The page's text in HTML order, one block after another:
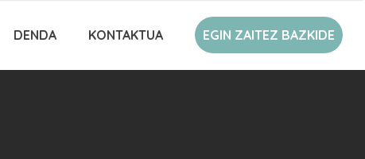
DENDA KONTAKTUA EGIN ZAITEZ BAZKIDE